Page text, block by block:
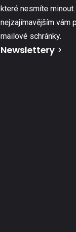
které nesmíte
nejzajímavějším vám
mailové schránky.
Newslettery